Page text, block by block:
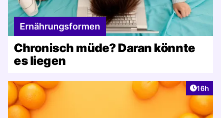
Ernährungsformen
Chronisch müde? Daran könnte
es liegen
Artikel
16h